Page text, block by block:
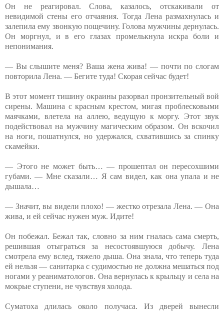
Он не реагировал. Слова, казалось, отскакивали от
невидимой стены его отчаяния. Тогда Лена размахнулась и
залепила ему звонкую пощечину. Голова мужчины дернулась.
Он моргнул, и в его глазах промелькнула искра боли и
непонимания.
— Вы слышите меня? Ваша жена жива! — почти по слогам
повторила Лена. — Бегите туда! Скорая сейчас будет!
В этот момент тишину окраины разорвал пронзительный вой
сирены. Машина с красным крестом, мигая проблесковыми
маячками, влетела на аллею, ведущую к моргу. Этот звук
подействовал на мужчину магическим образом. Он вскочил
на ноги, пошатнулся, но удержался, схватившись за спинку
скамейки.
— Этого не может быть… — прошептал он пересохшими
губами. — Мне сказали… Я сам видел, как она упала и не
дышала…
— Значит, вы видели плохо! — жестко отрезала Лена. — Она
жива, и ей сейчас нужен муж. Идите!
Он побежал. Бежал так, словно за ним гналась сама смерть,
решившая отыграться за несостоявшуюся добычу. Лена
смотрела ему вслед, тяжело дыша. Она знала, что теперь туда
ей нельзя — санитарка с судимостью не должна мешаться под
ногами у реаниматологов. Она вернулась к крыльцу и села на
мокрые ступени, не чувствуя холода.
Суматоха длилась около получаса. Из дверей вынесли